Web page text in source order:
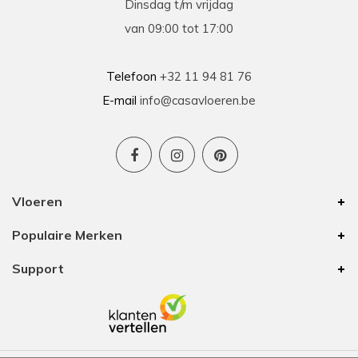
Prima geholpen bij zowel de keuze als plaatsing
problemen tijdens plaatsing .
Casa Vloeren. Toen was het van hun eigen merk
zij de enige op onze zoektocht met een goede
waardoor we voor onze bovenverdieping ook
vloer bij hun zijn gaan halen. Ze hebben nog
steeds mooie vloeren voor elk budget. Ook deze
keer zijn we weer helemaal tevreden.
Dinsdag t/m vrijdag
van 09:00 tot 17:00
Telefoon +32 11 94 81 76
E-mail info@casavloeren.be
Vloeren
Populaire Merken
Support